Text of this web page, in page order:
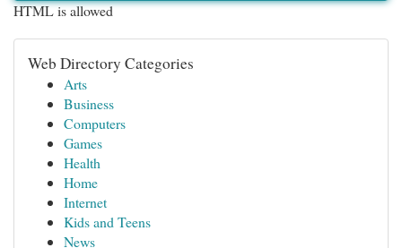
HTML is allowed
Web Directory Categories
Arts
Business
Computers
Games
Health
Home
Internet
Kids and Teens
News